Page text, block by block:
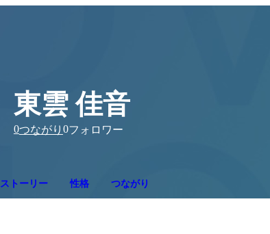
東雲 佳音
0つながり 0フォロワー
ストーリー 性格 つながり